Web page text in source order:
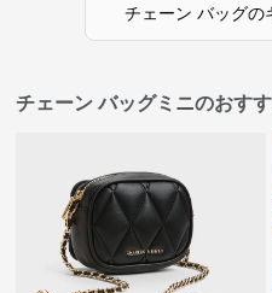
チェーン バッグの
チェーン バッグミニのおす